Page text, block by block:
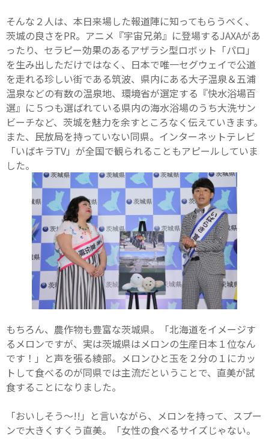
そんな２人は、本日来場した報道陣に知ってもらうべく、
茨城の良さをPR。アニメ『宇宙兄弟』に登場するJAXAがあ
ったり、セラピー効果のあるアザラシ型ロボット「パロ」
を生み出しただけではなく、日本で唯一セグウェイで公道
を走れる珍しい街である筑波、県内にある大子温泉＆五浦
温泉などの有数の温泉地、環境省が選定する『快水浴場百
選』に５つも選ばれている県内の海水浴場のうち大洗サン
ビーチなど、茨城を魅力を余すところなく伝えていきます。
また、民放局を持っていない同県。インターネットテレビ
「いばキラTV」が全国で観られることもアピールしていま
した。
もちろん、農作物も豊富な茨城県。「北海道をイメージす
るメロンですが、実は茨城県はメロンの生産日本１位なん
です！」と声を張る綾部。メロンひと玉を２分の１にカッ
トして食べるのが同県では主流だということで、直美が試
食することになりました。
「おいしそう〜!!」と言いながら、メロンを持って、スプー
ンで大きくすくう直美。「女性の食べるサイズじゃない。